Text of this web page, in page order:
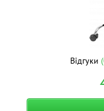
Відгуки